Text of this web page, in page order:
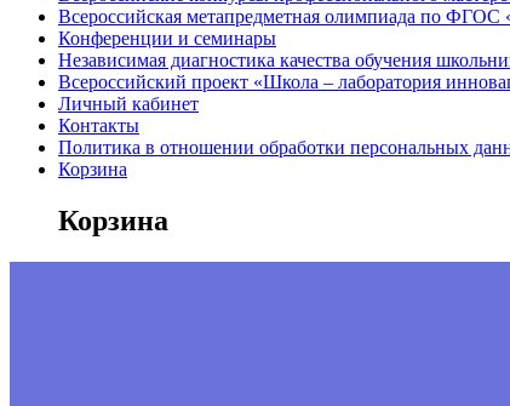
Всероссийская метапредметная олимпиада по ФГОС
Конференции и семинары
Независимая диагностика качества обучения
Всероссийский проект «Школа – лаборатория
Личный кабинет
Контакты
Политика в отношении обработки персональных
Корзина
Корзина